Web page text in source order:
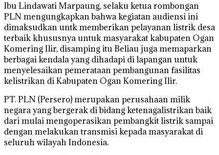
Ibu Lindawati Marpaung, selaku ketua rombongan
PLN mengungkapkan bahwa kegiatan audiensi ini
dimaksudkan untk memberikan pelayanan listrik desa
terbaik khususnya untuk masyarakat kabupaten Ogan
Komering Ilir, disamping itu Beliau juga memaparkan
berbagai kendala yang dihadapi di lapangan untuk
menyelesaikan pemerataan pembangunan fasilitas
kelistrikan di Kabupaten Ogan Komering Ilir.
PT. PLN (Persero) merupakan perusahaan milik
negara yang bergerak di bidang ketenagalistrikan baik
dari mulai mengoperasikan pembangkit listrik sampai
dengan melakukan transmisi kepada masyarakat di
seluruh wilayah Indonesia.